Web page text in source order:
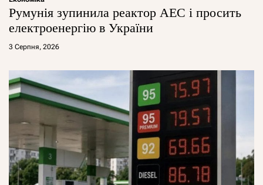
Румунія зупинила реактор АЕС і просить
електроенергію в України
3 Серпня, 2026